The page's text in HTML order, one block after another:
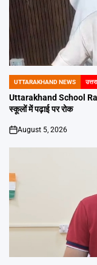
POSTED
IN
UTTARAKHAND NEWS
Uttarakhand School Rain
स्कूलों में पढ़ाई पर रोक
on
August 5, 2026